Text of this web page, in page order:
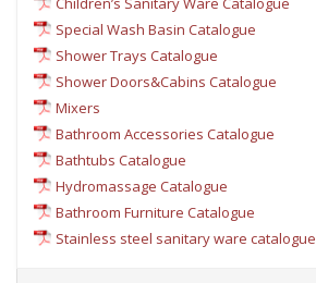
Special Wash Basin Catalogue
Shower Trays Catalogue
Shower Doors&Cabins Catalogue
Mixers
Bathroom Accessories Catalogue
Bathtubs Catalogue
Hydromassage Catalogue
Bathroom Furniture Catalogue
Stainless steel sanitary ware catalogue